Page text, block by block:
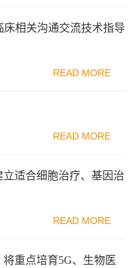
相关沟通交流技术指导
READ MORE
READ MORE
适合细胞治疗、基因治
READ MORE
将重点培育5G、生物医